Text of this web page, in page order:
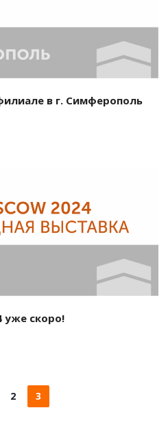
в г. Симферополь
уже скоро!
2 3